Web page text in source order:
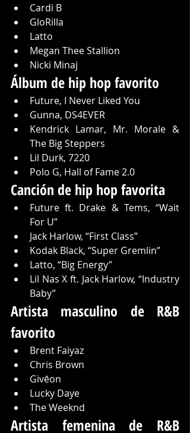
Cardi B
GloRilla
Latto
Megan Thee Stallion
Nicki Minaj
Álbum de hip hop favorito
Future, I Never Liked You
Gunna, DS4EVER
Kendrick Lamar, Mr. Morale &
The Big Steppers
Lil Durk, 7220
Polo G, Hall of Fame 2.0
Canción de hip hop favorita
Future ft. Drake & Tems, “Wait
For U”
Jack Harlow, “First Class”
Kodak Black, “Super Gremlin”
Latto, “Big Energy”
Lil Nas X ft. Jack Harlow, “Industry
Baby”
Artista masculino de R&B
favorito
Brent Faiyaz
Chris Brown
Givēon
Lucky Daye
The Weeknd
Artista femenina de R&B